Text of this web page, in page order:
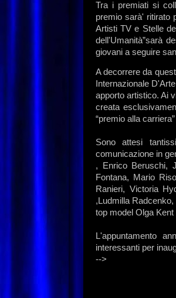
Tra i premiati si
premio sarà' ritirato
Artisti TV e Stelle
dell'Umanità”sarà
giovani a seguire
A decorrere da
Internazionale
apporto artistico. Ai
creata
“premio alla
Sono attesi
comunicazione in
, Enrico Beruschi,
Fontana, Mario
Ranieri, Victoria
,Ludmilla
top model Olga Kent
L'appuntamento
interessanti per
-->